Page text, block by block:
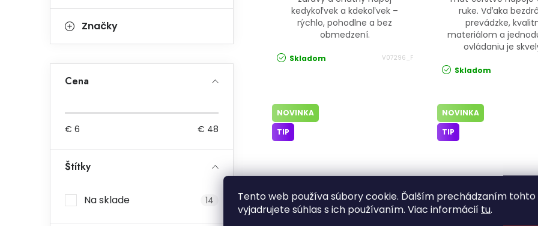
Tento web používa súbory cookie. Ďalším prechádzaním tohto
vyjadrujete súhlas s ich používaním. Viac informácií tu.
Značky
Cena
€ 6 € 48
Štítky
Na sklade 14
kedykoľvek a kdekoľvek –
rýchlo, pohodlne a bez
obmedzení.
Skladom V07296_F
ruke. Vďaka
prevádzke,
materiálom a
ovládaniu je
Skladom
Mixér na smoothie 450ml,
biely 07305_SZ JIPOS
NOVINKA
TIP
Mixér na smoothie
NOVINKA
TIP